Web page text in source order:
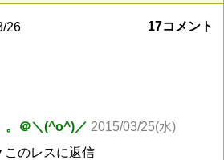
26 17コメント
。＠＼(^o^)／ 2015/03/25(水)
のレスに返信